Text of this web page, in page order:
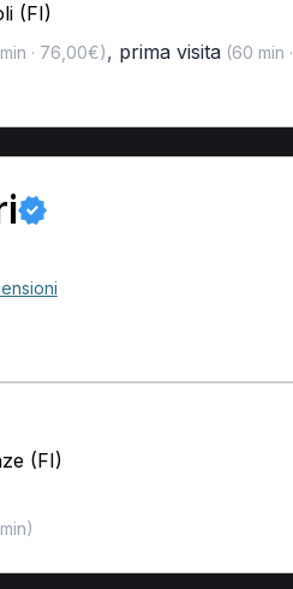
(FI)
· 76,00€), prima visita(60 min ·
(FI)